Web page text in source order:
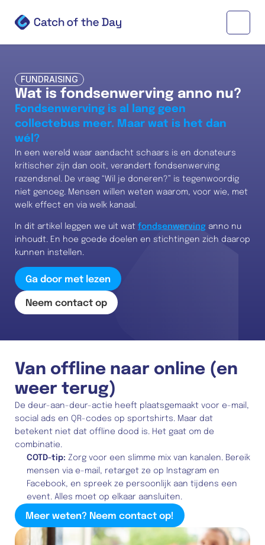
FUNDRAISING
Wat is fondsenwerving anno nu?
Fondsenwerving is al lang geen
collectebus meer. Maar wat is het dan
wél?
In een wereld waar aandacht schaars is en donateurs
kritischer zijn dan ooit, verandert fondsenwerving
razendsnel. De vraag “Wil je doneren?” is tegenwoordig
niet genoeg. Mensen willen weten waarom, voor wie, met
welk effect en via welk kanaal.
In dit artikel leggen we uit wat fondsenwerving anno nu
inhoudt. En hoe goede doelen en stichtingen zich daarop
kunnen instellen.
Ga door met lezen
Neem contact op
Van offline naar online (en
weer terug)
De deur-aan-deur-actie heeft plaatsgemaakt voor e-mail,
social ads en QR-codes op sportshirts. Maar dat
betekent niet dat offline dood is. Het gaat om de
combinatie.
COTD-tip: Zorg voor een slimme mix van kanalen. Bereik
mensen via e-mail, retarget ze op Instagram en
Facebook, en spreek ze persoonlijk aan tijdens een
event. Alles moet op elkaar aansluiten.
Meer weten? Neem contact op!